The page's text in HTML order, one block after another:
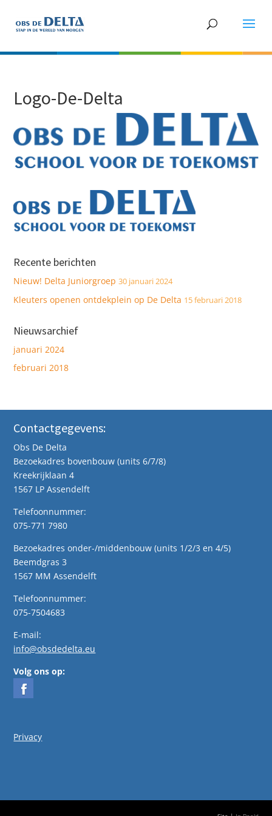
Logo-De-Delta
Recente berichten
Nieuw! Delta Juniorgroep 30 januari 2024
Kleuters openen ontdekplein op De Delta 15 februari 2018
Nieuwsarchief
januari 2024
februari 2018
Contactgegevens:
Obs De Delta
Bezoekadres bovenbouw (units 6/7/8)
Kreekrijklaan 4
1567 LP Assendelft
Telefoonnummer:
075-771 7980
Bezoekadres onder-/middenbouw (units 1/2/3 en 4/5)
Beemdgras 3
1567 MM Assendelft
Telefoonnummer:
075-7504683
E-mail:
info@obsdedelta.eu
Volg ons op:
Privacy